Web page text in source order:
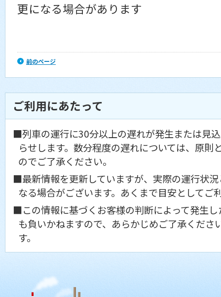
更になる場合があります
前のページ
ご利用にあたって
■列車の運行に30分以上の遅れが発生または見
らせします。数分程度の遅れについては、原則
のでご了承ください。
■最新情報を更新していますが、実際の運行状
なる場合がございます。あくまで目安としてご
■この情報に基づくお客様の判断によって発生
も負いかねますので、あらかじめご了承くださ
す。